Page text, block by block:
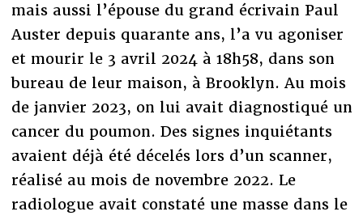
mais aussi l’épouse du grand écrivain Paul
Auster depuis quarante ans, l’a vu agoniser
et mourir le 3 avril 2024 à 18h58, dans son
bureau de leur maison, à Brooklyn. Au mois
de janvier 2023, on lui avait diagnostiqué un
cancer du poumon. Des signes inquiétants
avaient déjà été décelés lors d’un scanner,
réalisé au mois de novembre 2022. Le
radiologue avait constaté une masse dans le